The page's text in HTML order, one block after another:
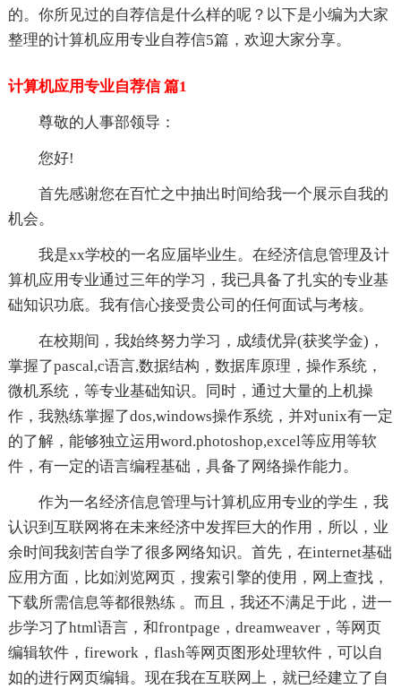
的。你所见过的自荐信是什么样的呢？以下是小编为大家
整理的计算机应用专业自荐信5篇，欢迎大家分享。
计算机应用专业自荐信 篇1
尊敬的人事部领导：
您好!
首先感谢您在百忙之中抽出时间给我一个展示自我的
机会。
我是xx学校的一名应届毕业生。在经济信息管理及计
算机应用专业通过三年的学习，我已具备了扎实的专业基
础知识功底。我有信心接受贵公司的任何面试与考核。
在校期间，我始终努力学习，成绩优异(获奖学金)，
掌握了pascal,c语言,数据结构，数据库原理，操作系统，
微机系统，等专业基础知识。同时，通过大量的上机操
作，我熟练掌握了dos,windows操作系统，并对unix有一定
的了解，能够独立运用word.photoshop,excel等应用等软
件，有一定的语言编程基础，具备了网络操作能力。
作为一名经济信息管理与计算机应用专业的学生，我
认识到互联网将在未来经济中发挥巨大的作用，所以，业
余时间我刻苦自学了很多网络知识。首先，在internet基础
应用方面，比如浏览网页，搜索引擎的使用，网上查找，
下载所需信息等都很熟练 。而且，我还不满足于此，进一
步学习了html语言，和frontpage，dreamweaver，等网页
编辑软件，firework，flash等网页图形处理软件，可以自
如的进行网页编辑。现在我在互联网上，就已经建立了自